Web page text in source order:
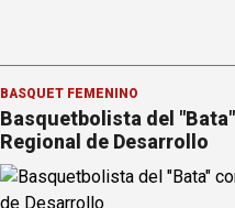
BÁSQUET FEMENINO
Basquetbolista del
Regional de Desarrollo